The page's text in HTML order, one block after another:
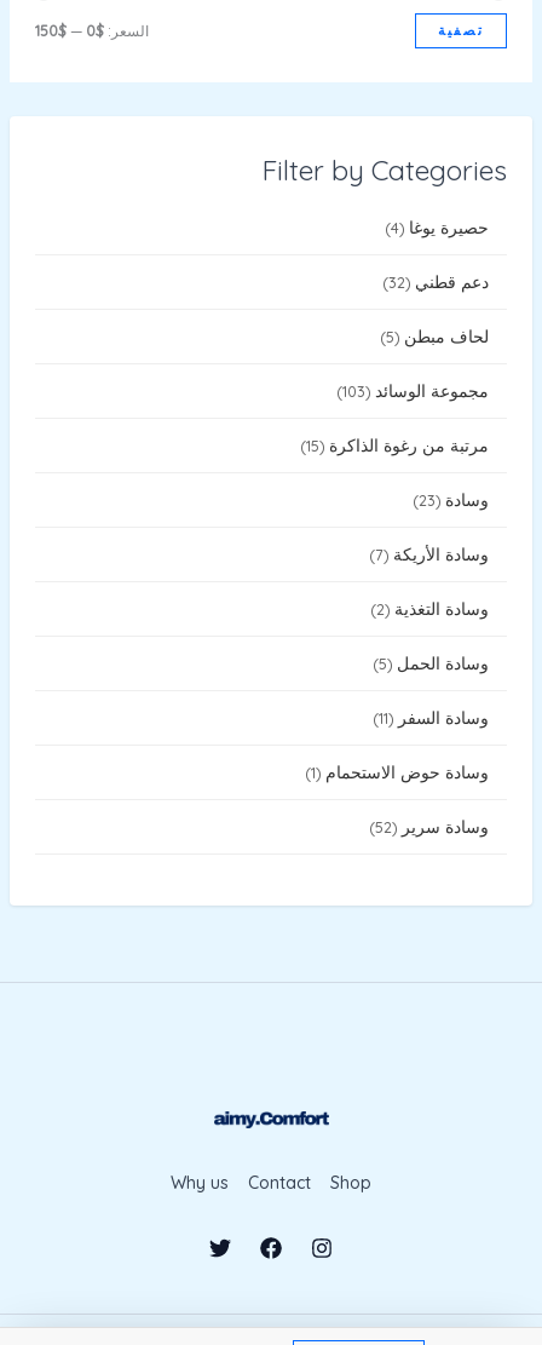
تصفية السعر:$0
—
$150
Filter by Categories
حصيرة يوغا 4
دعم قطني 32
لحاف مبطن 5
مجموعة الوسائد 103
مرتبة من رغوة الذاكرة 15
وسادة 23
وسادة الأريكة 7
وسادة التغذية 2
وسادة الحمل 5
وسادة السفر 11
وسادة حوض الاستحمام 1
وسادة سرير 52
Shop
Contact
Why us